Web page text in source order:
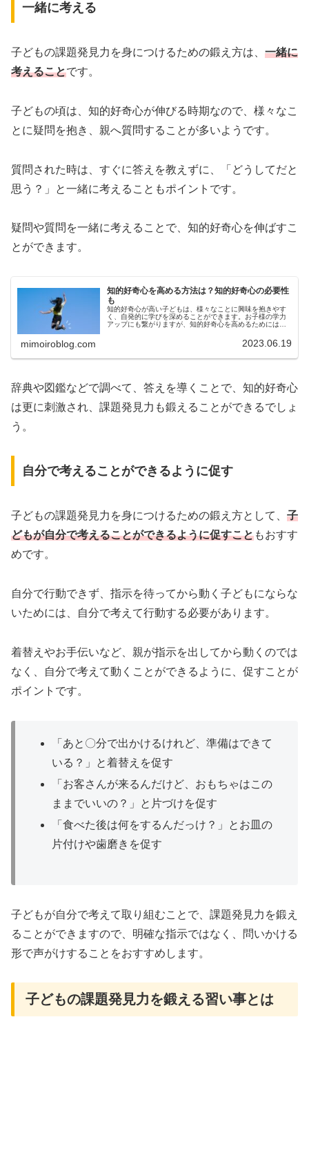
一緒に考える
子どもの課題発見力を身につけるための鍛え方は、 一緒に
考えることです。
子どもの頃は、知的好奇心が伸びる時期なので、様々なこ
とに疑問を抱き、親へ質問することが多いようです。
質問された時は、すぐに答えを教えずに、「どうしてだと
思う？」と一緒に考えることもポイントです。
疑問や質問を一緒に考えることで、知的好奇心を伸ばすこ
とができます。
知的好奇心を高める方法は？知的好奇心の必要性
も
知的好奇心が高い子どもは、様々なことに興味を抱きやす
く、自発的に学びを深めることができます。お子様の学力
アップにも繋がりますが、知的好奇心を高めるためには、
mimoiroblog.com 2023.06.19
辞典や図鑑などで調べて、答えを導くことで、知的好奇心
は更に刺激され、課題発見力も鍛えることができるでしょ
う。
自分で考えることができるように促す
子どもの課題発見力を身につけるための鍛え方として、 子
どもが自分で考えることができるように促すこともおすす
めです。
自分で行動できず、指示を待ってから動く子どもにならな
いためには、自分で考えて行動する必要があります。
着替えやお手伝いなど、親が指示を出してから動くのでは
なく、自分で考えて動くことができるように、促すことが
ポイントです。
「あと〇分で出かけるけれど、準備はできて
いる？」と着替えを促す
「お客さんが来るんだけど、おもちゃはこの
ままでいいの？」と片づけを促す
「食べた後は何をするんだっけ？」とお皿の
片付けや歯磨きを促す
子どもが自分で考えて取り組むことで、課題発見力を鍛え
ることができますので、明確な指示ではなく、問いかける
形で声がけすることをおすすめします。
子どもの課題発見力を鍛える習い事とは